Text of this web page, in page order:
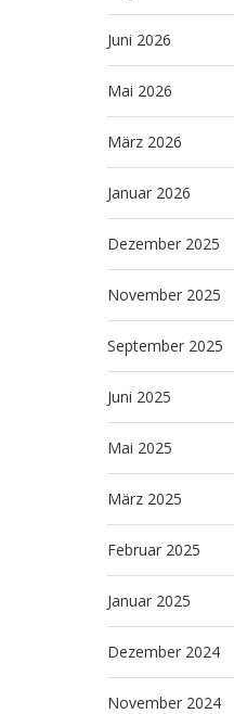
Juni 2026
Mai 2026
März 2026
Januar 2026
Dezember 2025
November 2025
September 2025
Juni 2025
Mai 2025
März 2025
Februar 2025
Januar 2025
Dezember 2024
November 2024